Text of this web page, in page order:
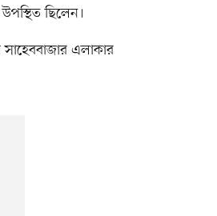
ছিলেন।
এলাকার